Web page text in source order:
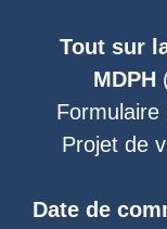
Tout sur
MDPH
Formulaire
Projet de
Date de